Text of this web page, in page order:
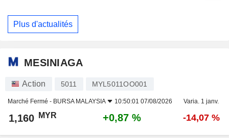
Plus d'actualités
MESINIAGA
Action 5011 MYL5011OO001
Marché Fermé - BURSA MALAYSIA 10:50:01 07/08/2026 Varia. 1 janv.
1,160 MYR +0,87 % -14,07 %